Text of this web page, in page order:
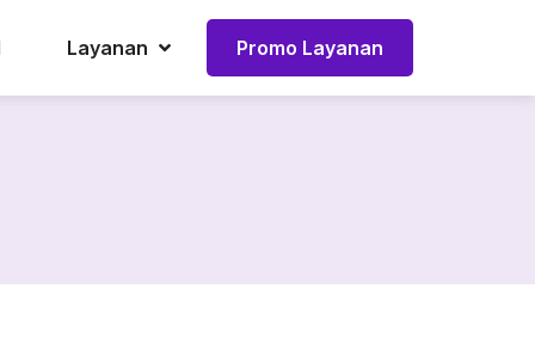
Layanan Promo Layanan